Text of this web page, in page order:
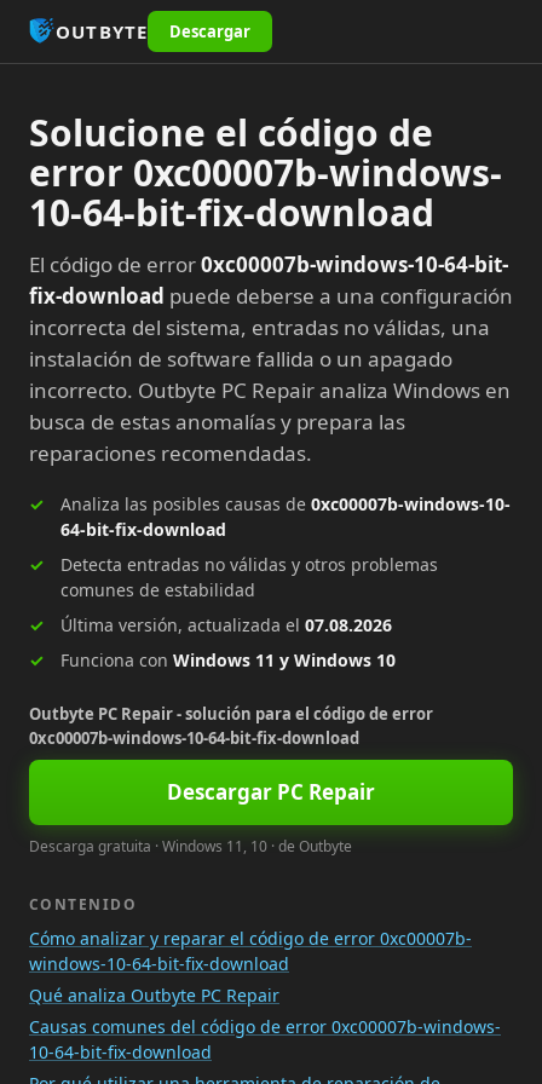
OUTBYTE Descargar
Solucione el código de
error 0xc00007b-windows-
10-64-bit-fix-download
El código de error0xc00007b-windows-10-64-bit-
fix-download puede deberse a una configuración
incorrecta del sistema, entradas no válidas, una
instalación de software fallida o un apagado
incorrecto. Outbyte PC Repair analiza Windows en
busca de estas anomalías y prepara las
reparaciones recomendadas.
Analiza las posibles causas de 0xc00007b-windows-10-
64-bit-fix-download
Detecta entradas no válidas y otros problemas
comunes de estabilidad
Última versión, actualizada el 07.08.2026
Funciona con Windows 11 y Windows 10
Outbyte PC Repair - solución para el código de error
0xc00007b-windows-10-64-bit-fix-download
Descargar PC Repair
Descarga gratuita · Windows 11, 10 · de Outbyte
CONTENIDO
Cómo analizar y reparar el código de error 0xc00007b-
windows-10-64-bit-fix-download
Qué analiza Outbyte PC Repair
Causas comunes del código de error 0xc00007b-windows-
10-64-bit-fix-download